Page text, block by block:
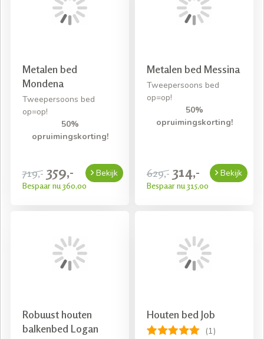
Metalen bed
Mondena
Tweepersoons bed
op=op!
50%
opruimingskorting!
719,- 359,-
Bespaar nu 360,00
Bekijk
Metalen bed Messina
Tweepersoons bed
op=op!
50%
opruimingskorting!
629,- 314,-
Bespaar nu 315,00
Bekijk
Robuust houten
balkenbed Logan
Houten bed Job
(1)